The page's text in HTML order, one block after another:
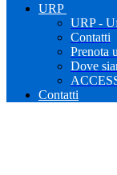
URP
URP -
Contatti
Prenota
Dove
Contatti